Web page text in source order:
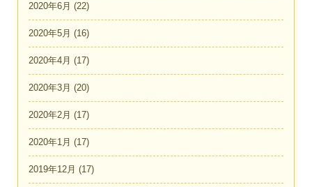
2020年6月 (22)
2020年5月 (16)
2020年4月 (17)
2020年3月 (20)
2020年2月 (17)
2020年1月 (17)
2019年12月 (17)